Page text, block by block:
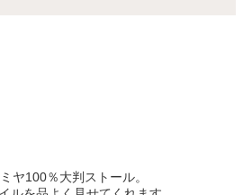
ヤ100％大判ストール。